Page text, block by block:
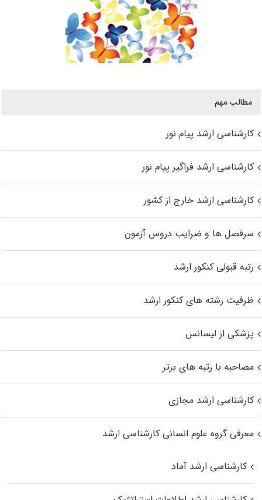
مطالب مهم
کارشناسی ارشد پیام نور
کارشناسی ارشد فراگیر پیام نور
کارشناسی ارشد خارج از کشور
سرفصل ها و ضرایب دروس آزمون
رتبه قبولی کنکور ارشد
ظرفیت رشته های کنکور ارشد
پزشکی از لیسانس
مصاحبه با رتبه های برتر
کارشناسی ارشد مجازی
معرفی گروه علوم انسانی کارشناسی ارشد
کارشناسی ارشد آماد